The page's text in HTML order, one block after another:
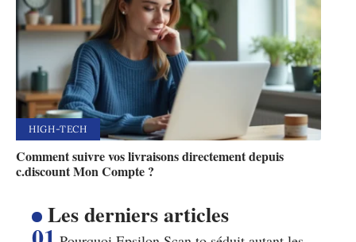
HIGH-TECH
Comment suivre vos livraisons directement depuis
c.discount Mon Compte ?
Les derniers articles